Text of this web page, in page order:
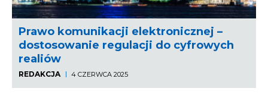
Prawo komunikacji elektronicznej –
dostosowanie regulacji do cyfrowych
realiów
REDAKCJA 4 CZERWCA 2025